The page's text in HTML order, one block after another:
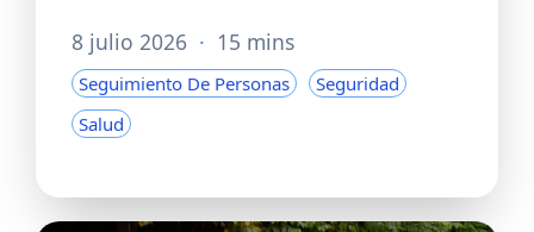
8 julio 2026 · 15 mins
Seguimiento De Personas
Seguridad
Salud